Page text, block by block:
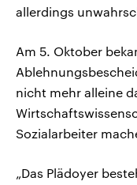
allerdings
Am 5. Oktober
nicht mehr alleine
Sozialarbeiter
„Das Plädoyer